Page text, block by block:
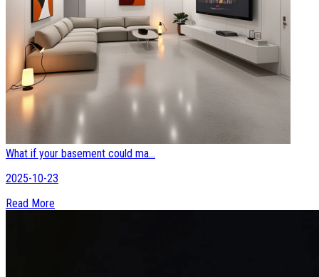
What if your basement could ma...
2025-10-23
Read More